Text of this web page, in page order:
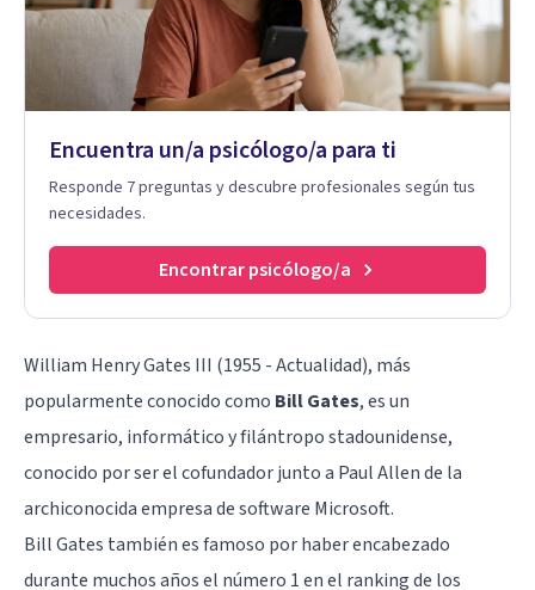
Encuentra un/a psicólogo/a para ti
Responde 7 preguntas y descubre profesionales según tus
necesidades.
Encontrar psicólogo/a
William Henry Gates III (1955 - Actualidad), más
popularmente conocido como Bill Gates, es un
empresario, informático y filántropo stadounidense,
conocido por ser el cofundador junto a Paul Allen de la
archiconocida empresa de software Microsoft.
Bill Gates también es famoso por haber encabezado
durante muchos años el número 1 en el ranking de los